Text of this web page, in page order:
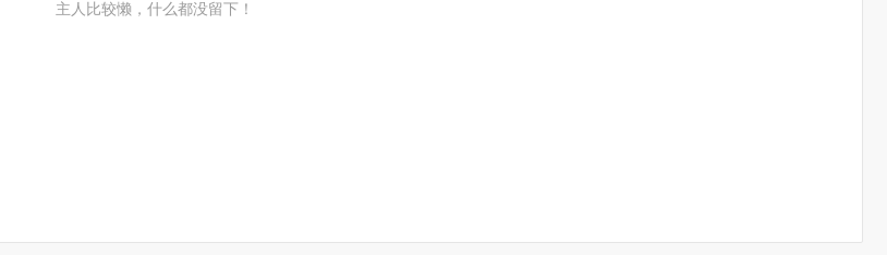
主人比较懒，什么都没留下！